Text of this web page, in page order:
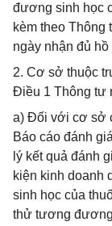
đương sinh học
kèm theo Thông
ngày nhận đủ
2. Cơ sở thuộc
Điều 1 Thông tư
a) Đối với cơ sở
Báo cáo đánh
lý kết quả đánh
kiện kinh
sinh học của
thử tương